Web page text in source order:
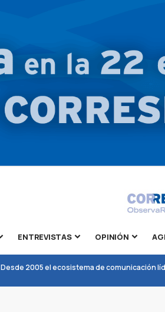
ENTREVISTAS OPINIÓN
Desde 2005 el ecosistema de comunicación